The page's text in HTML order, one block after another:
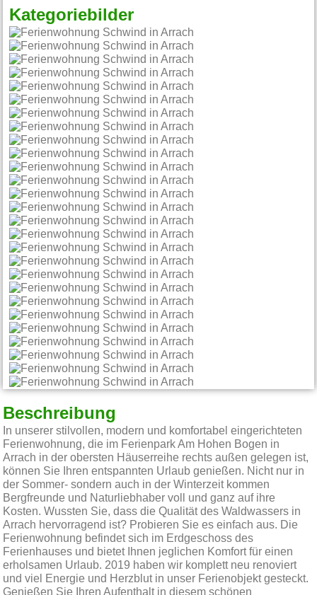
Kategoriebilder
Beschreibung
In unserer stilvollen, modern und komfortabel eingerichteten
Ferienwohnung, die im Ferienpark Am Hohen Bogen in
Arrach in der obersten Häuserreihe rechts außen gelegen ist,
können Sie Ihren entspannten Urlaub genießen. Nicht nur in
der Sommer- sondern auch in der Winterzeit kommen
Bergfreunde und Naturliebhaber voll und ganz auf ihre
Kosten. Wussten Sie, dass die Qualität des Waldwassers in
Arrach hervorragend ist? Probieren Sie es einfach aus. Die
Ferienwohnung befindet sich im Erdgeschoss des
Ferienhauses und bietet Ihnen jeglichen Komfort für einen
erholsamen Urlaub. 2019 haben wir komplett neu renoviert
und viel Energie und Herzblut in unser Ferienobjekt gesteckt.
Genießen Sie Ihren Aufenthalt in diesem schönen